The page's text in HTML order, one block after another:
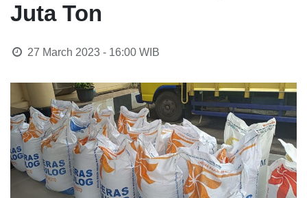
Juta Ton
27 March 2023 - 16:00WIB